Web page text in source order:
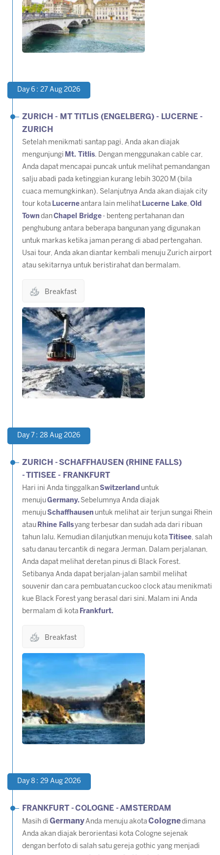
Day 6 : 27 Aug 2026
ZURICH - MT TITLIS (ENGELBERG) - LUCERNE -
ZURICH
Setelah menikmati santap pagi, Anda akan diajak
mengunjungi Mt. Titlis. Dengan menggunakan cable car,
Anda dapat mencapai puncak untuk melihat pemandangan
salju abadi pada ketinggian kurang lebih 3020 M (bila
cuaca memungkinkan). Selanjutnya Anda akan diajak city
tour kota Lucerneantara lain melihat Lucerne Lake, Old
Town danChapel Bridge - benteng pertahanan dan
penghubung antara beberapa bangunan yang digunakan
untuk markas ketika jaman perang di abad pertengahan.
Usai tour, Anda akan diantar kembali menuju Zurich airport
atau sekitarnya untuk beristirahat dan bermalam.
Breakfast
Day 7 : 28 Aug 2026
ZURICH - SCHAFFHAUSEN (RHINE FALLS)
- TITISEE - FRANKFURT
Hari ini Anda tinggalkanSwitzerland untuk
menujuGermany. Sebelumnya Anda diajak
menujuSchaffhausen untuk melihat air terjun sungai Rhein
atau Rhine Fallsyang terbesar dan sudah ada dari ribuan
tahun lalu. Kemudian dilanjutkan menuju kota
Titisee, salah
satu danau tercantik di negara Jerman. Dalam perjalanan,
Anda dapat melihat deretan pinus di Black Forest.
Setibanya Anda dapat berjalan-jalan sambil melihat
souvenir dan cara pembuatancuckoo clock atau menikmati
kue Black Forest yang berasal dari sini. Malam ini Anda
bermalam di kota Frankfurt.
Breakfast
Day 8 : 29 Aug 2026
FRANKFURT - COLOGNE - AMSTERDAM
Masih di GermanyAnda menuju akota Colognedimana
Anda akan diajak berorientasi kota Cologne sejenak
dengan berfoto di salah satu gereja gothic yang menjadi